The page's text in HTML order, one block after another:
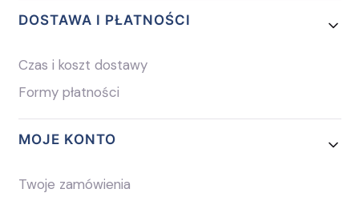
DOSTAWA I PŁATNOŚCI
Czas i koszt dostawy
Formy płatności
MOJE KONTO
Twoje zamówienia